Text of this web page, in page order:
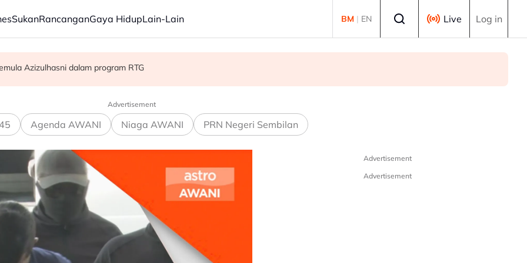
SukanRancanganGaya HidupLain-Lain BM | EN Live Log in
dunia di Tokyo
Azizulhasni dalam program RTG
diganti penjara 40 tahun, 12 sebatan
Advertisement
Agenda AWANI Niaga AWANI PRN Negeri Sembilan
Advertisement
Advertisement